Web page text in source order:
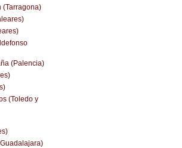
(Tarragona)
(Palencia)
(Toledo y